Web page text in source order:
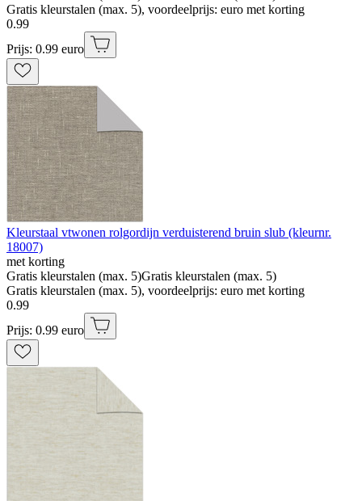
Gratis kleurstalen (max. 5), voordeelprijs: euro met korting
0.99
Prijs: 0.99 euro
Kleurstaal vtwonen rolgordijn verduisterend bruin slub (kleurnr.
18007)
met korting
Gratis kleurstalen (max. 5)Gratis kleurstalen (max. 5)
Gratis kleurstalen (max. 5), voordeelprijs: euro met korting
0.99
Prijs: 0.99 euro